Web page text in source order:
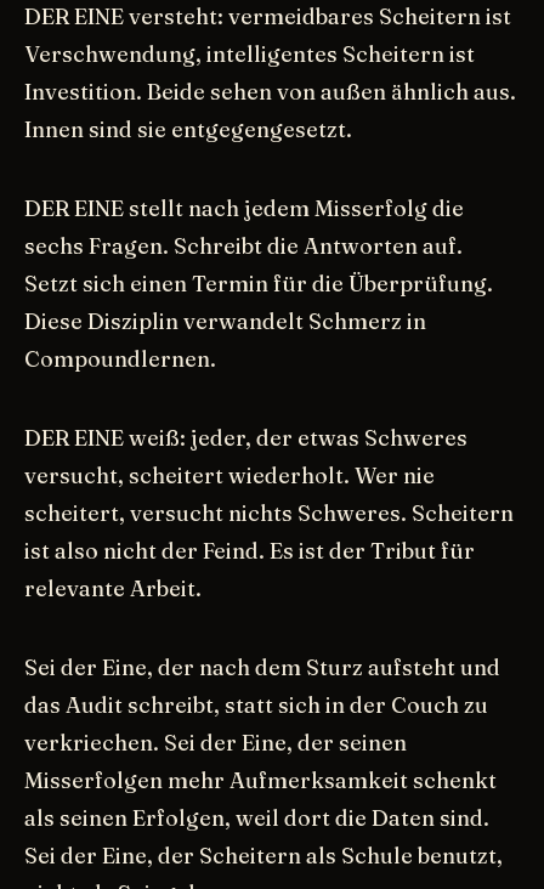
DER EINE versteht: vermeidbares Scheitern ist
Verschwendung, intelligentes Scheitern ist
Investition. Beide sehen von außen ähnlich aus.
Innen sind sie entgegengesetzt.
DER EINE stellt nach jedem Misserfolg die
sechs Fragen. Schreibt die Antworten auf.
Setzt sich einen Termin für die Überprüfung.
Diese Disziplin verwandelt Schmerz in
Compoundlernen.
DER EINE weiß: jeder, der etwas Schweres
versucht, scheitert wiederholt. Wer nie
scheitert, versucht nichts Schweres. Scheitern
ist also nicht der Feind. Es ist der Tribut für
relevante Arbeit.
Sei der Eine, der nach dem Sturz aufsteht und
das Audit schreibt, statt sich in der Couch zu
verkriechen. Sei der Eine, der seinen
Misserfolgen mehr Aufmerksamkeit schenkt
als seinen Erfolgen, weil dort die Daten sind.
Sei der Eine, der Scheitern als Schule benutzt,